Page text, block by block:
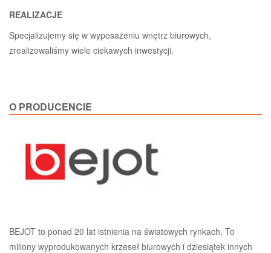
REALIZACJE
Specjalizujemy się w wyposażeniu wnętrz biurowych,
zrealizowaliśmy wiele ciekawych inwestycji.
O PRODUCENCIE
BEJOT to ponad 20 lat istnienia na światowych rynkach. To
miliony wyprodukowanych krzeseł biurowych i dziesiątek innych